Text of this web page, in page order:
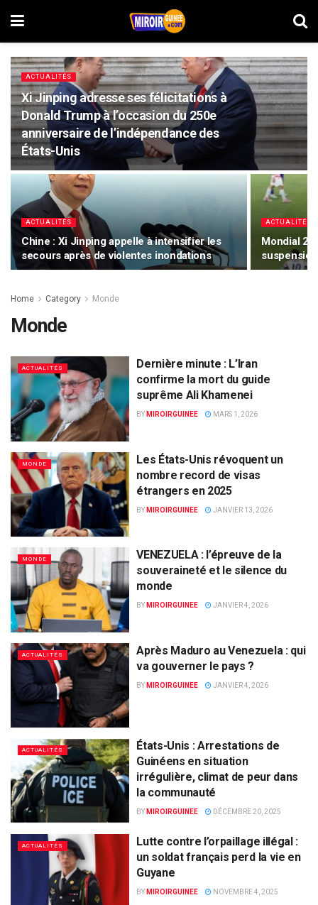
ACTUALITÉS
Xi Jinping adresse ses félicitations à
Donald Trump à l’occasion du 250e
anniversaire de l’indépendance des
États-Unis
ACTUALITÉS
Chine : Xi Jinping appelle à intensifier les
secours après de violentes inondations
ACTUALITÉS
Mondial
Home Category Monde
Monde
ACTUALITÉS
Dernière minute : L’Iran
confirme la mort du guide
suprême Ali Khamenei
BY MIROIRGUINEE MARS 1, 2026
MONDE
Les États-Unis révoquent un
nombre record de visas
étrangers en 2025
BY MIROIRGUINEE JANVIER 13, 2026
MONDE
VENEZUELA : l’épreuve de la
souveraineté et le silence du
monde
BY MIROIRGUINEE JANVIER 4, 2026
ACTUALITÉS
Après Maduro au Venezuela : qui
va gouverner le pays ?
BY MIROIRGUINEE JANVIER 4, 2026
ACTUALITÉS
États-Unis : Arrestations de
Guinéens en situation
irrégulière, climat de peur dans
la communauté
BY MIROIRGUINEE DÉCEMBRE 20, 2025
ACTUALITÉS
Lutte contre l’orpaillage illégal :
un soldat français perd la vie en
Guyane
BY MIROIRGUINEE NOVEMBRE 4, 2025